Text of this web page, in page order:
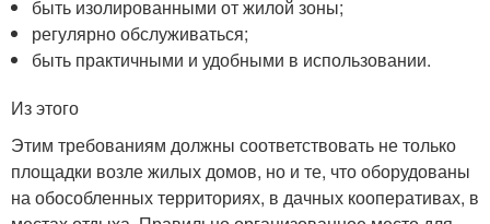
быть изолированными от жилой зоны;
регулярно обслуживаться;
быть практичными и удобными в использовании.
Из этого
Этим требованиям должны соответствовать не только
площадки возле жилых домов, но и те, что оборудованы
на обособленных территориях, в дачных кооперативах, в